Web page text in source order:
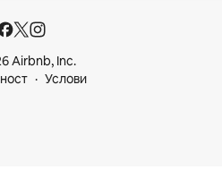
Airbnb, Inc.
Услови